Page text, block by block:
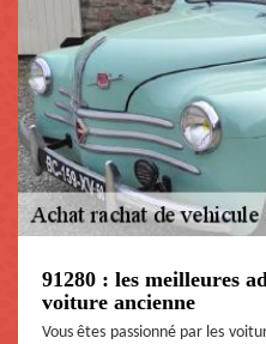
91280 : les meilleures
voiture ancienne
Vous êtes passionné par les